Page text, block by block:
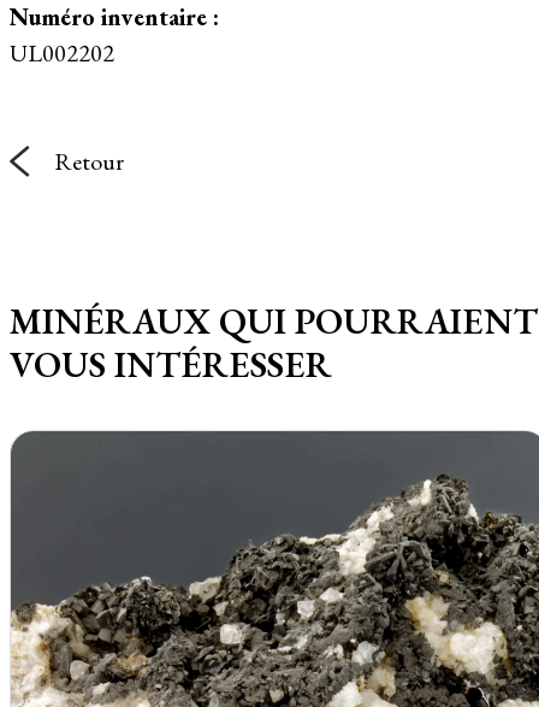
Numéro inventaire :
UL002202
Retour
MINÉRAUX QUI POURRAIENT
VOUS INTÉRESSER